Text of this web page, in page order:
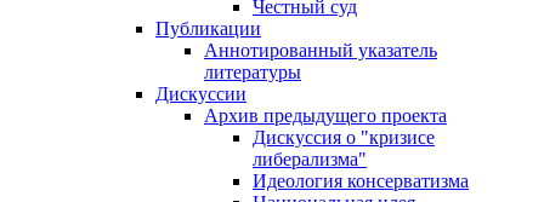
Честный суд
Публикации
Аннотированный указатель
литературы
Дискуссии
Архив предыдущего проекта
Дискуссия о "кризисе
либерализма"
Идеология консерватизма